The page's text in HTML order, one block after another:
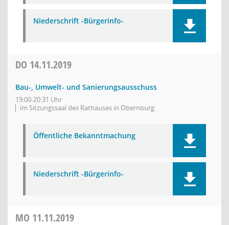
Niederschrift -Bürgerinfo-
DO 14.11.2019
Bau-, Umwelt- und Sanierungsausschuss
19:00-20:31 Uhr
im Sitzungssaal des Rathauses in Obernburg
Öffentliche Bekanntmachung
Niederschrift -Bürgerinfo-
MO 11.11.2019